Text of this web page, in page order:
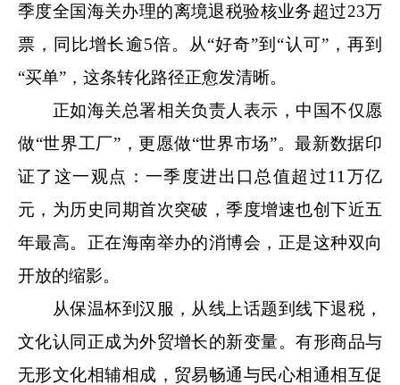
季度全国海关办理的离境退税验核业务超过23万
票，同比增长逾5倍。从“好奇”到“认可”，再到
“买单”，这条转化路径正愈发清晰。
正如海关总署相关负责人表示，中国不仅愿
做“世界工厂”，更愿做“世界市场”。最新数据印
证了这一观点：一季度进出口总值超过11万亿
元，为历史同期首次突破，季度增速也创下近五
年最高。正在海南举办的消博会，正是这种双向
开放的缩影。
从保温杯到汉服，从线上话题到线下退税，
文化认同正成为外贸增长的新变量。有形商品与
无形文化相辅相成，贸易畅通与民心相通相互促